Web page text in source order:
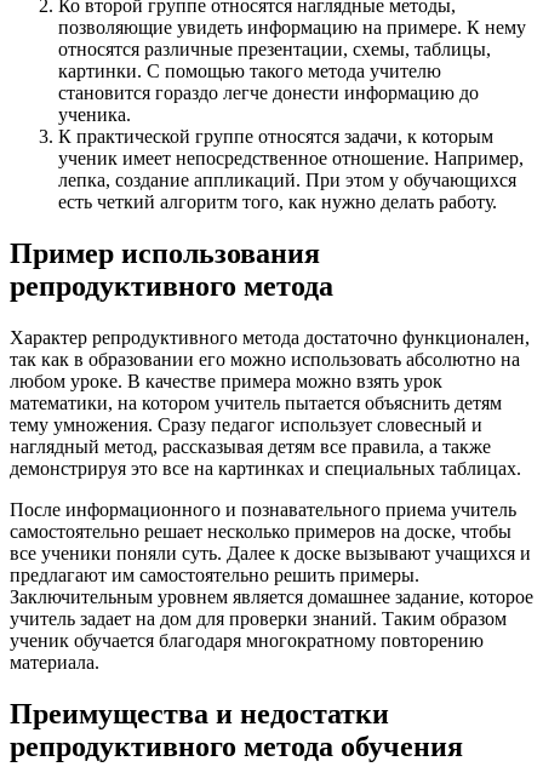
Ко второй группе относятся наглядные методы,
позволяющие увидеть информацию на примере. К нему
относятся различные презентации, схемы, таблицы,
картинки. С помощью такого метода учителю
становится гораздо легче донести информацию до
ученика.
К практической группе относятся задачи, к которым
ученик имеет непосредственное отношение. Например,
лепка, создание аппликаций. При этом у обучающихся
есть четкий алгоритм того, как нужно делать работу.
Пример использования
репродуктивного метода
Характер репродуктивного метода достаточно функционален,
так как в образовании его можно использовать абсолютно на
любом уроке. В качестве примера можно взять урок
математики, на котором учитель пытается объяснить детям
тему умножения. Сразу педагог использует словесный и
наглядный метод, рассказывая детям все правила, а также
демонстрируя это все на картинках и специальных таблицах.
После информационного и познавательного приема учитель
самостоятельно решает несколько примеров на доске, чтобы
все ученики поняли суть. Далее к доске вызывают учащихся и
предлагают им самостоятельно решить примеры.
Заключительным уровнем является домашнее задание, которое
учитель задает на дом для проверки знаний. Таким образом
ученик обучается благодаря многократному повторению
материала.
Преимущества и недостатки
репродуктивного метода обучения